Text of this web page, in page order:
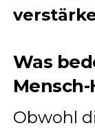
Was
Obwohl